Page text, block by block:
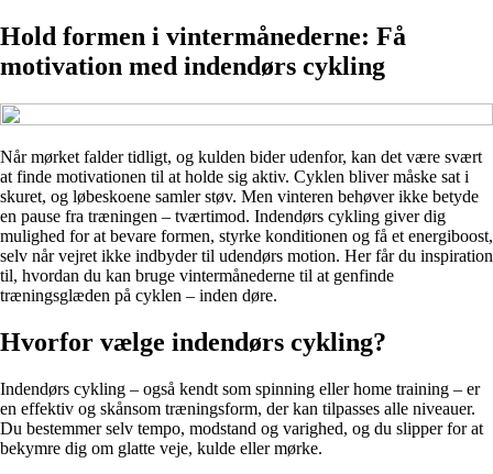
Hold formen i vintermånederne: Få
motivation med indendørs cykling
Når mørket falder tidligt, og kulden bider udenfor, kan det være svært
at finde motivationen til at holde sig aktiv. Cyklen bliver måske sat i
skuret, og løbeskoene samler støv. Men vinteren behøver ikke betyde
en pause fra træningen – tværtimod. Indendørs cykling giver dig
mulighed for at bevare formen, styrke konditionen og få et energiboost,
selv når vejret ikke indbyder til udendørs motion. Her får du inspiration
til, hvordan du kan bruge vintermånederne til at genfinde
træningsglæden på cyklen – inden døre.
Hvorfor vælge indendørs cykling?
Indendørs cykling – også kendt som spinning eller home training – er
en effektiv og skånsom træningsform, der kan tilpasses alle niveauer.
Du bestemmer selv tempo, modstand og varighed, og du slipper for at
bekymre dig om glatte veje, kulde eller mørke.